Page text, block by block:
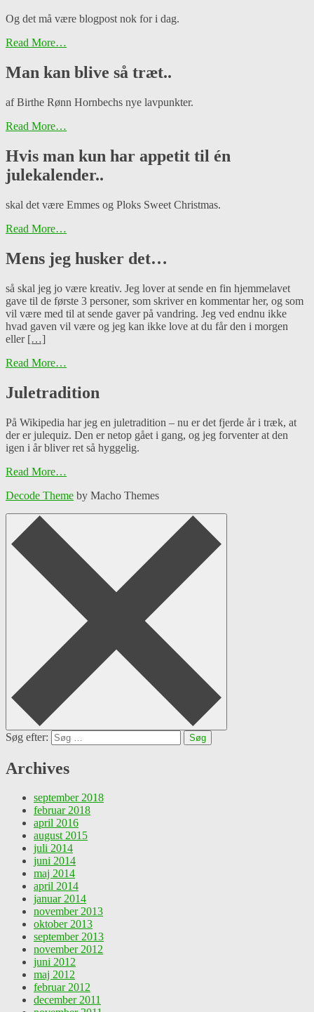
Og det må være blogpost nok for i dag.
Read More…
Man kan blive så træt..
af Birthe Rønn Hornbechs nye lavpunkter.
Read More…
Hvis man kun har appetit til én
julekalender..
skal det være Emmes og Ploks Sweet Christmas.
Read More…
Mens jeg husker det…
så skal jeg jo være kreativ. Jeg lover at sende en fin hjemmelavet
gave til de første 3 personer, som skriver en kommentar her, og som
vil være med til at sende gaver på vandring. Jeg ved endnu ikke
hvad gaven vil være og jeg kan ikke love at du får den i morgen
eller […]
Read More…
Juletradition
På Wikipedia har jeg en juletradition – nu er det fjerde år i træk, at
der er julequiz. Den er netop gået i gang, og jeg forventer at den
igen i år bliver ret så hyggelig.
Read More…
Decode Theme by Macho Themes
Søg efter:
Archives
september 2018
februar 2018
april 2016
august 2015
juli 2014
juni 2014
maj 2014
april 2014
januar 2014
november 2013
oktober 2013
september 2013
november 2012
juni 2012
maj 2012
februar 2012
december 2011